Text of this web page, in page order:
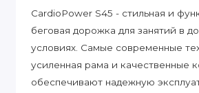
CardioPower S45 - стильная и
беговая дорожка для занятий в
условиях. Самые современные
усиленная рама и качественные
обеспечивают надежную